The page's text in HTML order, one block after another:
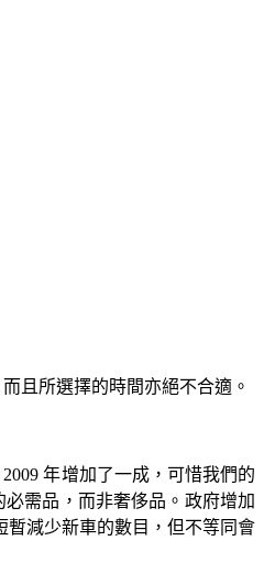
且所選擇的時間亦絕不合適。
年增加了一成，可惜我們的
需品，而非奢侈品。政府增加
暫減少新車的數目，但不等同會